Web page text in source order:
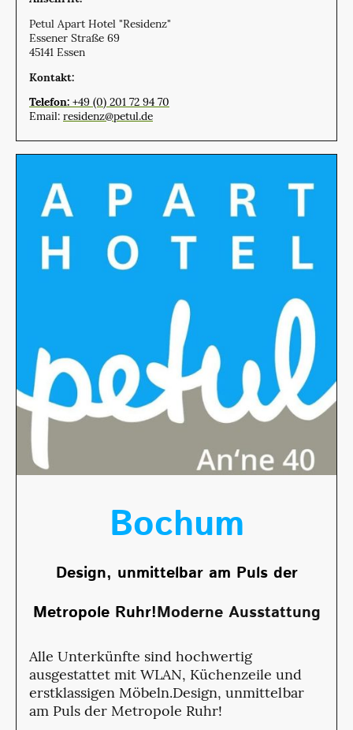
Petul Apart Hotel "Residenz"
Essener Straße 69
45141 Essen
Kontakt:
Telefon: +49 (0) 201 72 94 70
Email: residenz@petul.de
Bochum
Design, unmittelbar am Puls der
Metropole Ruhr!Moderne Ausstattung
Alle Unterkünfte sind hochwertig
ausgestattet mit WLAN, Küchenzeile und
erstklassigen Möbeln.Design, unmittelbar
am Puls der Metropole Ruhr!